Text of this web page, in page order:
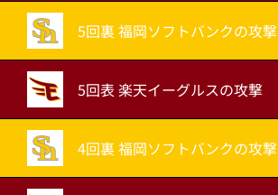
5回裏 福岡ソフトバンクの攻撃
5回表 楽天イーグルスの攻撃
4回裏 福岡ソフトバンクの攻撃